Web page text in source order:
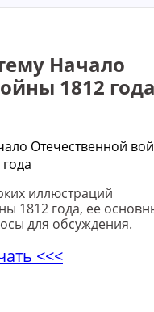
Начало
1812
иллюстраций
1812 года, ее
для обсуждения.
<<<